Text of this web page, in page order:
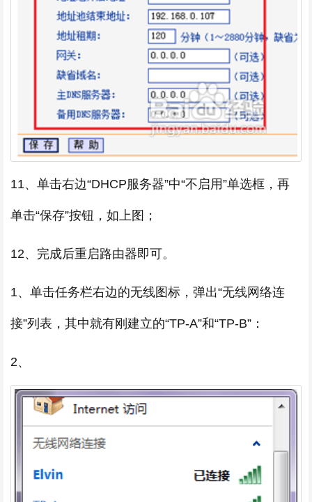
11、单击右边“DHCP服务器”中“不启用”单选框，再
单击“保存”按钮，如上图；
12、完成后重启路由器即可。
1、单击任务栏右边的无线图标，弹出“无线网络连
接”列表，其中就有刚建立的“TP-A”和“TP-B”：
2、